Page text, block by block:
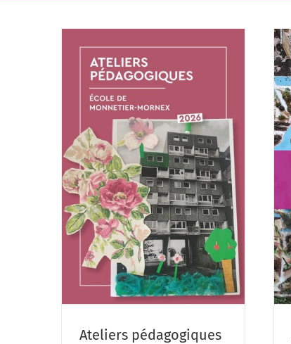
Ateliers pédagogiques